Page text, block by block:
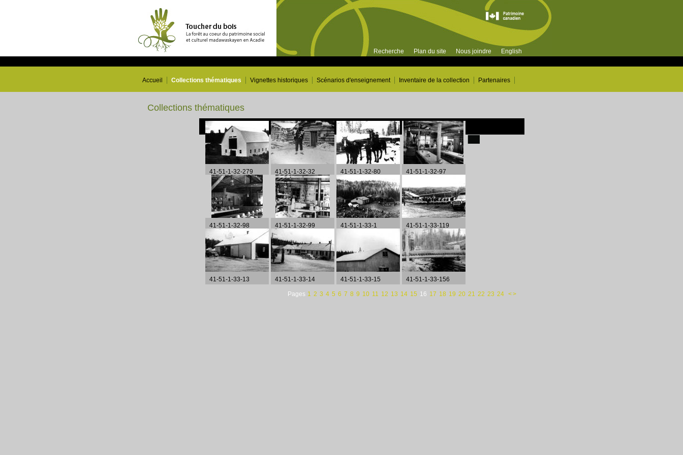
Recherche Plan du site Nous joindre English
Accueil Collections thématiques Vignettes historiques Scénarios d'enseignement Inventaire de la collection Partenaires
Collections thématiques
41-51-1-32-279 41-51-1-32-32 41-51-1-32-80 41-51-1-32-97
41-51-1-32-98 41-51-1-32-99 41-51-1-33-1 41-51-1-33-119
41-51-1-33-13 41-51-1-33-14 41-51-1-33-15 41-51-1-33-156
Pages 1 2 3 4 5 6 7 8 9 10 11 12 13 14 15 16 17 18 19 20 21 22 23 24 <>
Page 16 de 24